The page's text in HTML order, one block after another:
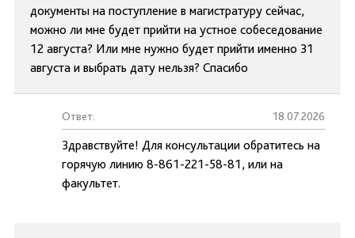
документы на поступление в магистратуру сейчас,
можно ли мне будет прийти на устное собеседование
12 августа? Или мне нужно будет прийти именно 31
августа и выбрать дату нельзя? Спасибо
Ответ: 18.07.2026
Здравствуйте! Для консультации обратитесь на
горячую линию 8-861-221-58-81, или на
факультет.